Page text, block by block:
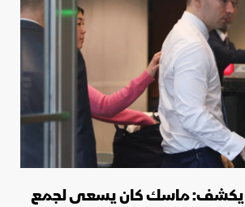
رئيس OpenAI يكشف: ماسك كان يسعى لجمع